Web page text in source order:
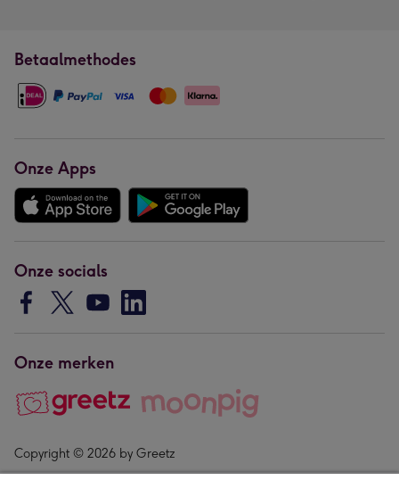
Betaalmethodes
Onze Apps
Onze socials
Onze merken
Copyright © 2026 by Greetz